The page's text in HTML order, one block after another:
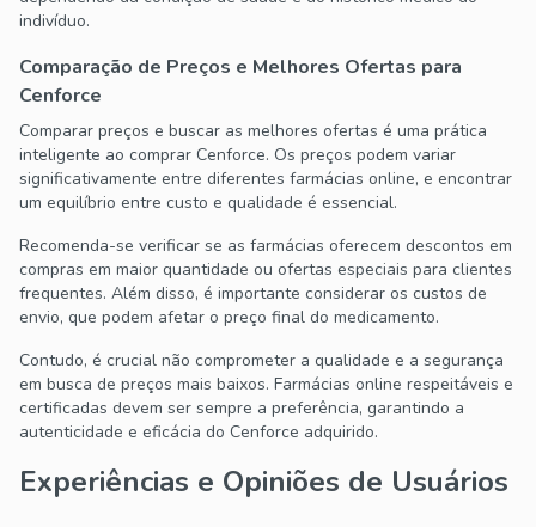
indivíduo.
Comparação de Preços e Melhores Ofertas para
Cenforce
Comparar preços e buscar as melhores ofertas é uma prática
inteligente ao comprar Cenforce. Os preços podem variar
significativamente entre diferentes farmácias online, e encontrar
um equilíbrio entre custo e qualidade é essencial.
Recomenda-se verificar se as farmácias oferecem descontos em
compras em maior quantidade ou ofertas especiais para clientes
frequentes. Além disso, é importante considerar os custos de
envio, que podem afetar o preço final do medicamento.
Contudo, é crucial não comprometer a qualidade e a segurança
em busca de preços mais baixos. Farmácias online respeitáveis e
certificadas devem ser sempre a preferência, garantindo a
autenticidade e eficácia do Cenforce adquirido.
Experiências e Opiniões de Usuários